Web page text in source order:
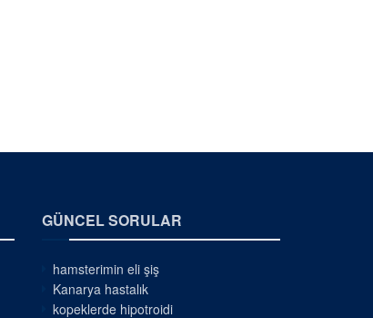
GÜNCEL SORULAR
hamsterimin eli şiş
Kanarya hastalık
kopeklerde hipotroidi